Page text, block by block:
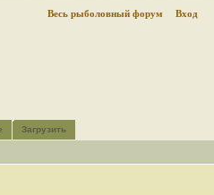
Весь рыболовный форум Вход
Загрузить